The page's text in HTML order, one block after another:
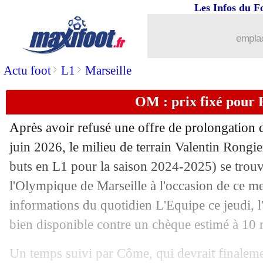
Actu foot> L1 > Marseille
Les Infos du
OM : prix fixé pour
Après avoir refusé une offre de prolongation
juin 2026, le milieu de terrain Valentin
buts en L1 pour la saison 2024-2025) se
l'Olympique de Marseille à l'occasion de ce
informations du quotidien L'Equipe ce jeudi,
bien disponible contre un chèque estimé à 10
Un temps suivi par Côme, qui devrait
Arsenal : c'est fait pour Nørgaard
10/07 Amical: Rennes débute par un nul
10/07 L1: Nantes-PSG diffusé gratuitement
10/07 Audiences TV: léger mieux pour les
10/07 LFP : les trois offres de "Ligue 1+"
10/07 Lyon: Mikautadze short-listé par
: la plateforme nommée "Ligue